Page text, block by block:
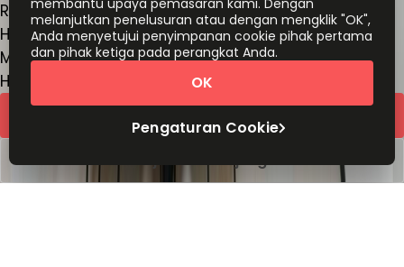
Ruang kantor
Harga berdasarkan permintaan
Meja kerja bersama
Harga berdasarkan permintaan
Atur jadwal kunjungan
membantu upaya pemasaran kami. Dengan
melanjutkan penelusuran atau dengan mengklik "OK",
Anda menyetujui penyimpanan cookie pihak pertama
dan pihak ketiga pada perangkat Anda.
Pengaturan Cookie
OK